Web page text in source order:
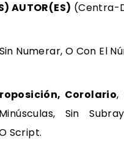
AUTOR(ES) (centra-
Numerar, O Con El
Corolario,
Sin
Script.